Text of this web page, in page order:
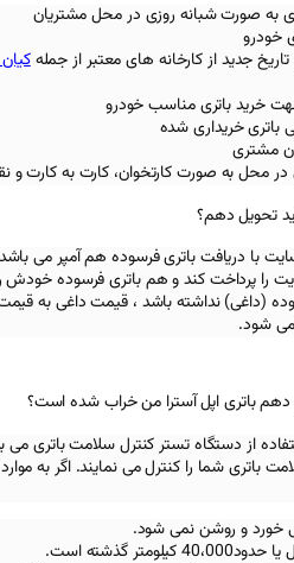
به صورت شبانه روزی در محل مشتریان
خودرو
جدید از کارخانه های معتبراز جملهکیان
خرید باتری مناسب خودرو
باتری خریداری شده
مشتری
در محل به صورت کارتخوان، کارت به کارت و
تحویل دهم؟
با دریافت باتری فرسوده هم آمپر می
را پرداخت کند و هم باتری فرسوده خودش را
(داغی) نداشته باشد ، قیمت داغی به
می شود.
باتری اپل آسترا من خراب شده است؟
از دستگاه تستر کنترل سلامت باتری
باتری شما را کنترل می نمایند. اگر به
خورد و روشن نمی شود.